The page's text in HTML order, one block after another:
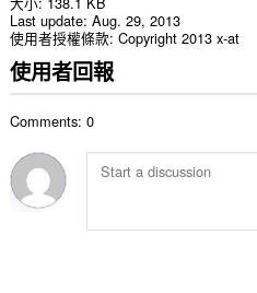
Last update Aug. 29, 2013
使用者授權條款 Copyright 2013 x-at
使用者回報
Comments: 0